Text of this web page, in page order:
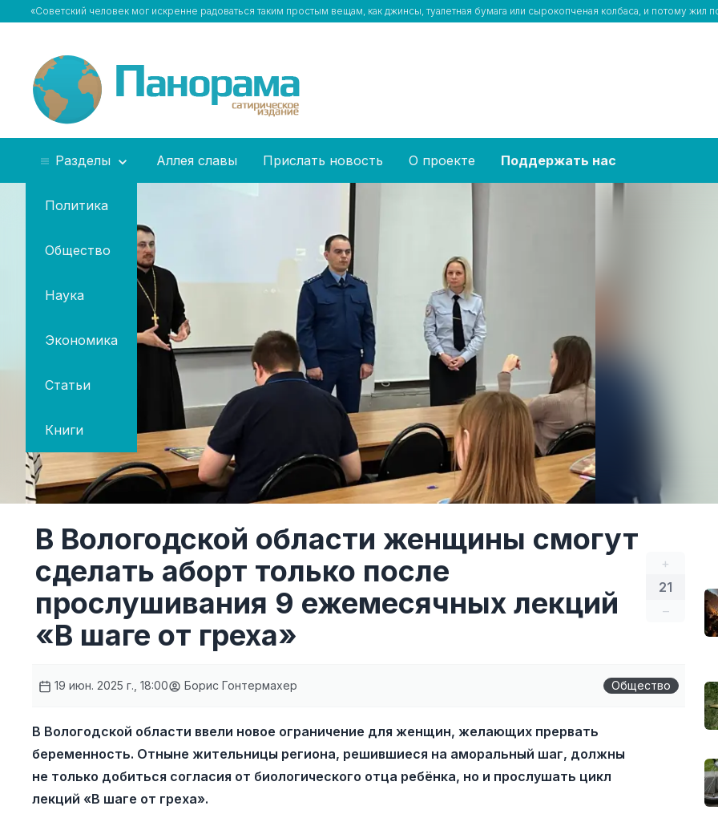
«Советский человек мог искренне радоваться таким простым вещам, как джинсы, туалетная бумага или сырокопченая колбаса, и потому жил
Разделы
Политика
Общество
Наука
Экономика
Статьи
Книги
Аллея славы Прислать новость О проекте Поддержать нас
+
21
–
В Вологодской области женщины смогут
сделать аборт только после
прослушивания 9 ежемесячных лекций
«В шаге от греха»
19 июн. 2025 г., 18:00 Борис Гонтермахер Общество
В Вологодской области ввели новое ограничение для женщин, желающих прервать
беременность. Отныне жительницы региона, решившиеся на аморальный шаг, должны
не только добиться согласия от биологического отца ребёнка, но и прослушать цикл
лекций «В шаге от греха».